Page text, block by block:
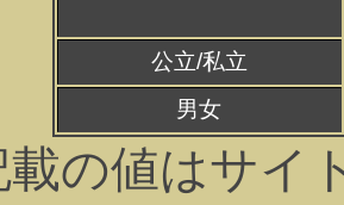
公立/私立
男女
の値はサイ